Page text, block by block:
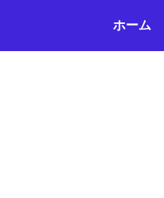
ホーム